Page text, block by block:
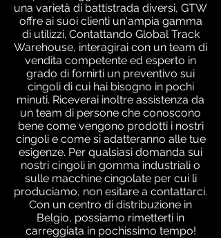
una varietà di battistrada diversi, GTW
offre ai suoi clienti un'ampia gamma
di utilizzi. Contattando Global Track
Warehouse, interagirai con un team di
vendita competente ed esperto in
grado di fornirti un preventivo sui
cingoli di cui hai bisogno in pochi
minuti. Riceverai inoltre assistenza da
un team di persone che conoscono
bene come vengono prodotti i nostri
cingoli e come si adatteranno alle tue
esigenze. Per qualsiasi domanda sui
nostri cingoli in gomma industriali o
sulle macchine cingolate per cui li
produciamo, non esitare a contattarci.
Con un centro di distribuzione in
Belgio, possiamo rimetterti in
carreggiata in pochissimo tempo!